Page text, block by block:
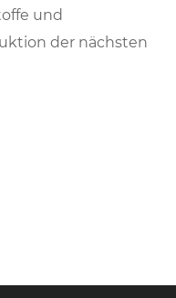
und
der nächsten